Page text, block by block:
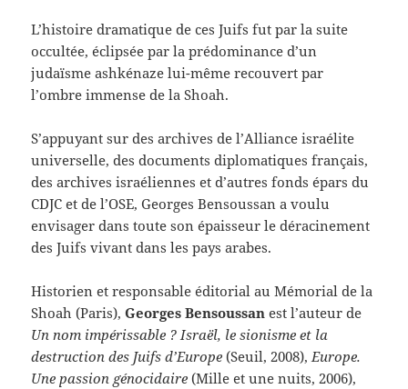
L’histoire dramatique de ces Juifs fut par la suite
occultée, éclipsée par la prédominance d’un
judaïsme ashkénaze lui-même recouvert par
l’ombre immense de la Shoah.
S’appuyant sur des archives de l’Alliance israélite
universelle, des documents diplomatiques français,
des archives israéliennes et d’autres fonds épars du
CDJC et de l’OSE, Georges Bensoussan a voulu
envisager dans toute son épaisseur le déracinement
des Juifs vivant dans les pays arabes.
Historien et responsable éditorial au Mémorial de la
Shoah (Paris),Georges Bensoussan est l’auteur de
Un nom impérissable ? Israël, le sionisme et la
destruction des Juifs d’Europe (Seuil, 2008),Europe.
Une passion génocidaire (Mille et une nuits, 2006),